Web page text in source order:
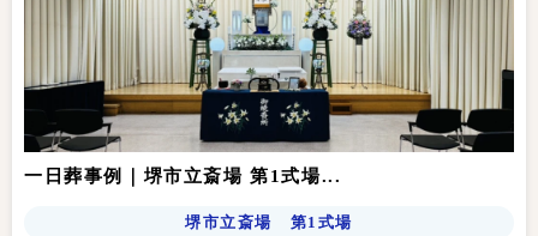
一日葬事例｜堺市立斎場 第1式場...
堺市立斎場 第1式場